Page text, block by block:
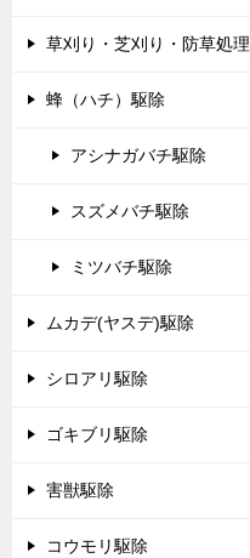
草刈り・芝刈り・防草処理
蜂（ハチ）駆除
アシナガバチ駆除
スズメバチ駆除
ミツバチ駆除
ムカデ(ヤスデ)駆除
シロアリ駆除
ゴキブリ駆除
害獣駆除
コウモリ駆除